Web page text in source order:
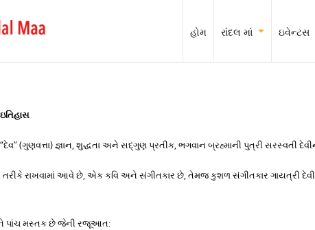
હોમ રાંદલ માં ઇવેન્ટસ
(ગુણવત્તા) જ્ઞાન, શુદ્ધતા અને સદ્ગુણ પ્રતીક, ભગવાન બ્રહ્માની પુત્રી સરસ્વતી
રાખવામાં આવે છે, એક કવિ અને સંગીતકાર છે, તેમજ કુશળ સંગીતકાર ગાયત્રી
પાંચ મસ્તક છે જેની રજૂઆત: